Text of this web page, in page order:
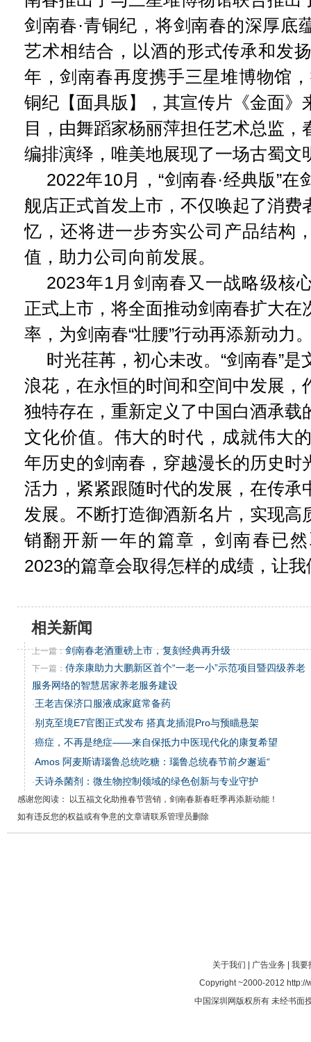
剑南春·青铜纪，将剑南春的深厚底
艺术相结合，以酒的形式传承和发
年，剑南春再度携手三星堆博物馆
铜纪【面具版】，其宣传片《金面》
目，由舞蹈家杨丽萍担任艺术总监，
编排演绎，唯美地展现了一场古蜀文
2022年10月，“剑南春·经典版”在
舰店正式首发上市，不仅唤起了消费
忆，还将进一步夯实公司产品结构
值，助力公司向前发展。
2023年1月剑南春又一战略级核
正式上市，将全面推动剑南春扩大在
率，为剑南春“壮腰”行动再添新动力
时光荏苒，初心未改。“剑南春”
浪花，在永恒的时间和空间中发展，
独特存在，重新定义了中国白酒承载
文化价值。伟大的时代，成就伟大
年历史的剑南春，穿越漫长的历史时
活力，紧紧跟随时代的发展，在传承
发展。不断打造御酒新名片，实现高
销翻开新一年的篇章，剑南春已
2023的篇章会取得怎样的成绩，让
相关新闻
上一篇：剑南春老酒重磅上市，复刻经典再升级
下一篇： 侍亲康助力大鹏新区首个“一老一小”示范项目暨四级养老
服务网络的智慧居家养老服务建设
·王老吉保济口服液成家庭常备药
·别克至境E7官图正式发布 搭真龙插混Pro与预瞄悬架
·癌症，不再是绝症——来自保抵力中医现代化的康复希望
·Amos 阿麦斯请瑙鲁总统吃糖：瑙鲁总统春节前夕邂逅“
·天诗杀菌剂：微生物控制领域的绿色创新与专业守护
感谢您阅读： 以五福文化助推春节营销，剑南春新春旺季再添新动能！
如有违反您的权益或有争意的文章请联系管理员删除
关于我们 广告业务
我要
Copyright ~2000-2012 http://
中国深圳网版权所有 未经书面